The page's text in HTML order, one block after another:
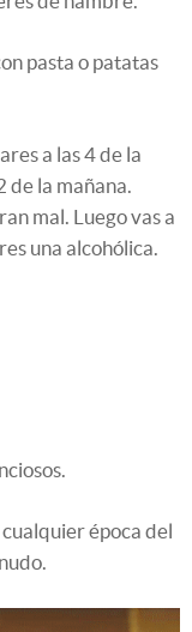
pasta o patatas
a las 4 de la
la mañana.
mal. Luego vas a
una alcohólica.
cualquier época del